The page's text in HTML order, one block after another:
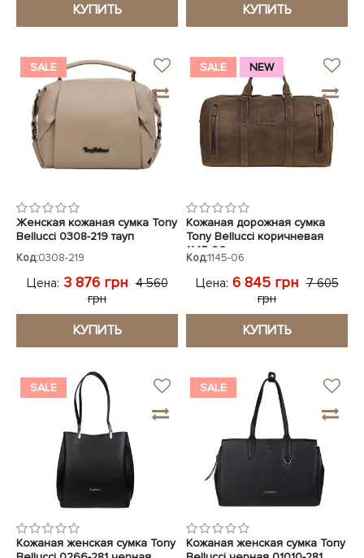
КУПИТЬ КУПИТЬ
SALE
Женская кожаная сумка Tony
Bellucci 0308-219 тауп
Код:0308-219
Цена: 3 876 грн 4 560
грн
КУПИТЬ
SALE NEW
Кожаная дорожная сумка
Tony Bellucci коричневая
1145-06
Код:1145-06
Цена: 6 845 грн 7 605
грн
КУПИТЬ
SALE
Кожаная женская сумка Tony
SALE
Кожаная женская сумка Tony